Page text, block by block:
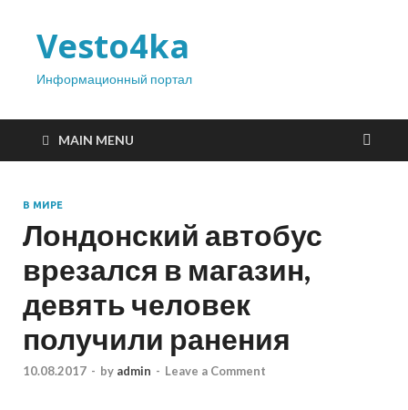
Vesto4ka
Информационный портал
MAIN MENU
В МИРЕ
Лондонский автобус
врезался в магазин,
девять человек
получили ранения
10.08.2017 - by admin - Leave a Comment